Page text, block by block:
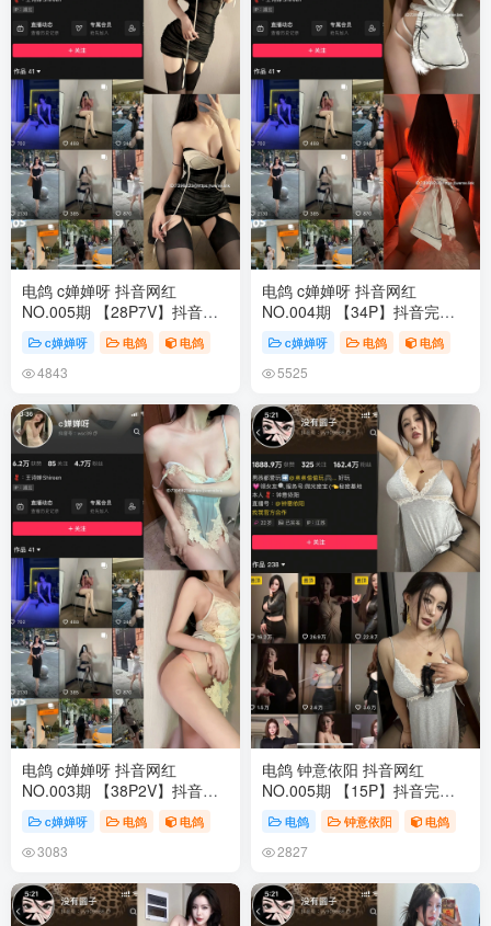
电鸽 c婵婵呀 抖音网红
NO.005期 【28P7V】抖音完
整版合集
c婵婵呀 电鸽 电鸽
4843
电鸽 c婵婵呀 抖音网红
NO.004期 【34P】抖音完整
版合集
c婵婵呀 电鸽 电鸽
5525
电鸽 c婵婵呀 抖音网红
NO.003期 【38P2V】抖音完
c婵婵呀 电鸽 电鸽
3083
电鸽 钟意依阳 抖音网红
NO.005期 【15P】抖音完整
版合集电鸽 钟意依阳 电鸽
2827